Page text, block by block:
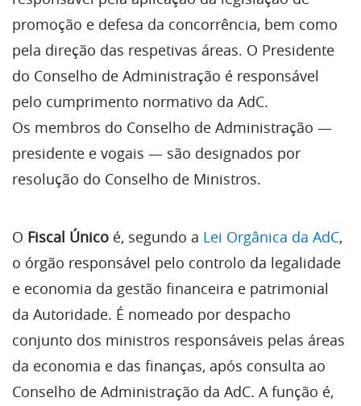
promoção e defesa da concorrência, bem como
pela direção das respetivas áreas. O Presidente
do Conselho de Administração é responsável
pelo cumprimento normativo da AdC.
Os membros do Conselho de Administração —
presidente e vogais — são designados por
resolução do Conselho de Ministros.
O Fiscal Único é, segundo a Lei Orgânica da AdC,
o órgão responsável pelo controlo da legalidade
e economia da gestão financeira e patrimonial
da Autoridade. É nomeado por despacho
conjunto dos ministros responsáveis pelas áreas
da economia e das finanças, após consulta ao
Conselho de Administração da AdC. A função é,